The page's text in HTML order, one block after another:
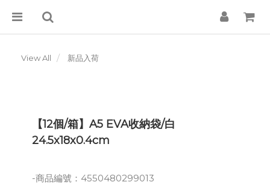
View All 新品入荷
【12個/箱】A5 EVA收納袋/白
24.5x18x0.4cm
-商品編號：4550480299013